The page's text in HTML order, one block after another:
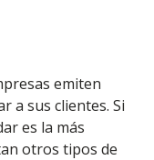
emiten
a sus clientes. Si
es la más
otros tipos de